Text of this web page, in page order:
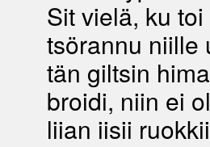
Sit vielä, ku
tsörannu niille
tän giltsin
broidi, niin ei
liian iisii